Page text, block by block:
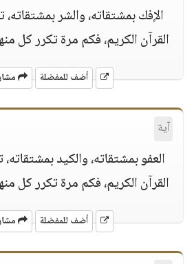
الإفك بمشتقاته، والشر
القرآن الكريم، فكم مرة تكرر كل
أضف للمفضلة
آية
العفو بمشتقاته، والكيد
القرآن الكريم، فكم مرة تكرر كل
أضف للمفضلة